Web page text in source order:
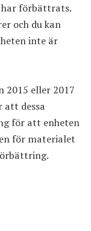
har förbättrats.
och du kan
inte är
2015 eller 2017
att dessa
för att enheten
för materialet